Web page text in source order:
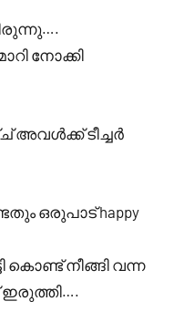
നോക്കി
അവൾക്ക് ടീച്ചർ
ഒരുപാട് happy
കൊണ്ട് നീങ്ങി വന്ന
ഇരുത്തി….